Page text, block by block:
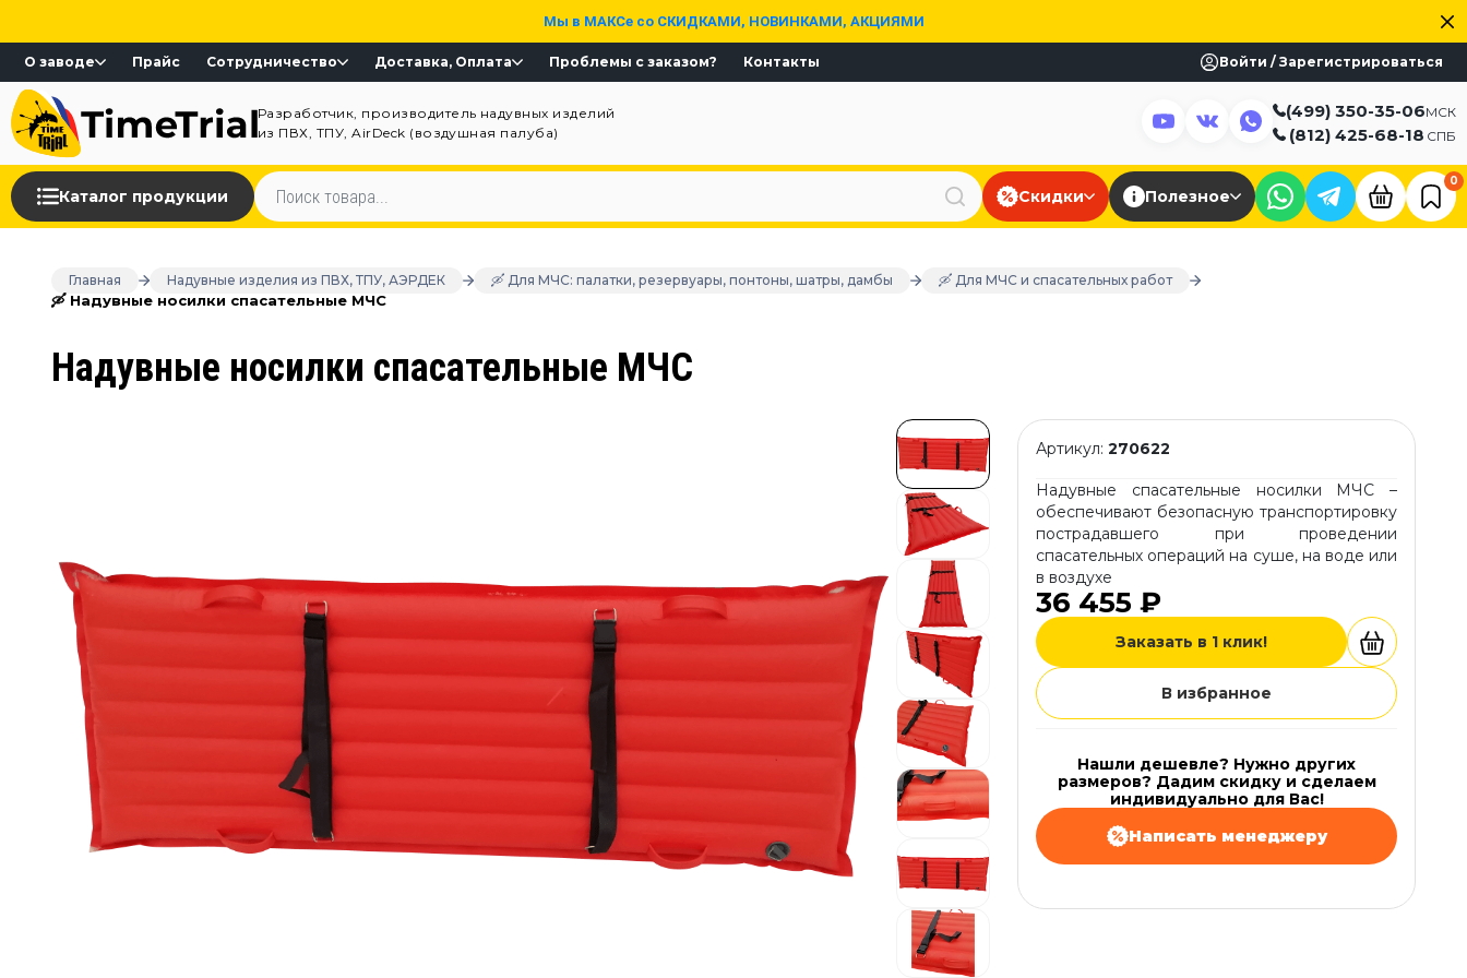
Мы в МАКСе со СКИДКАМИ, НОВИНКАМИ, АКЦИЯМИ
О заводе Прайс Сотрудничество Доставка, Оплата Проблемы с заказом? Контакты Войти / Зарегистрироваться
Разработчик, производитель надувных изделий
из ПВХ, ТПУ, AirDeck (воздушная палуба)
(499) 350-35-06МСК
(812) 425-68-18 СПБ
Каталог продукции Скидки Полезное
0
Главная Надувные изделия из ПВХ, ТПУ, АЭРДЕК 🛶 Для МЧС: палатки, резервуары, понтоны, шатры, дамбы 🛶 Для МЧС и спасательных работ
🛶 Надувные носилки спасательные МЧС
Надувные носилки спасательные МЧС
Артикул: 270622
Надувные спасательные носилки МЧС –
обеспечивают безопасную транспортировку
пострадавшего при проведении
спасательных операций на суше, на воде или
в воздухе
36 455 ₽
Заказать в 1 клик!
В избранное
Нашли дешевле? Нужно других
размеров? Дадим скидку и сделаем
индивидуально для Вас!
Написать менеджеру